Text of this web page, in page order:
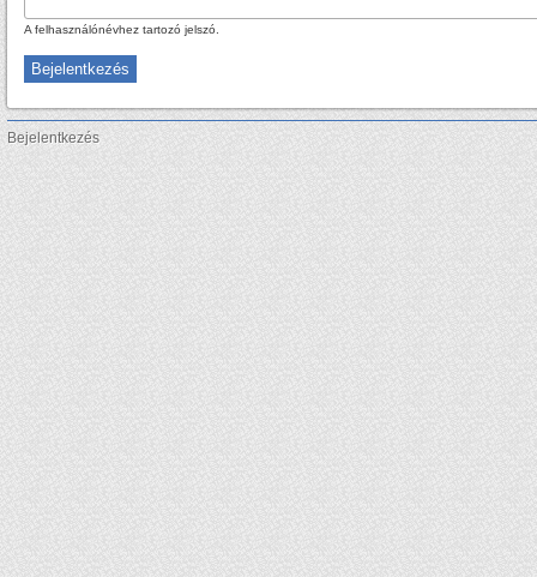
A felhasználónévhez tartozó jelszó.
Bejelentkezés